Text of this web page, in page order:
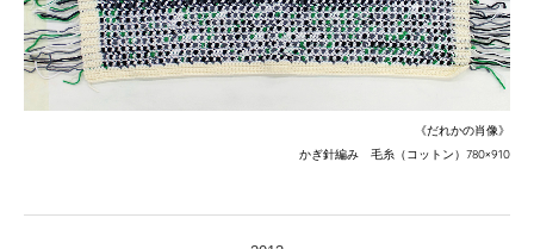
《だれかの肖像》
かぎ針編み 毛糸（コットン） 780×910